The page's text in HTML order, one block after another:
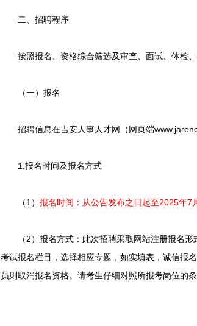
二、招聘程序
按照报名、资格综合筛选及审查、面试、体检、
（一）报名
招聘信息在吉安人事人才网（网页端
1.报名时间及报名方式
（1） 报名时间：从公告发布之日起至2025年7
（2）报名方式：此次招聘采取网站注册报名形
考试报名栏目，选择相应专题，如实填表，诚信报
员则取消报名资格。请考生仔细对照所报考岗位的